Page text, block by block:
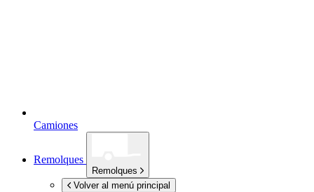
Camiones
Remolques
Remolques
Volver al menú principal